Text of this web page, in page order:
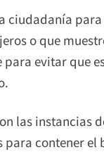
ciudadanía
o que
evitar que
las instancias
contener